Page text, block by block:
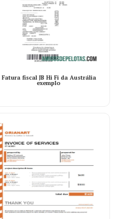
Fatura fiscal JB Hi Fi da Austrália
exemplo